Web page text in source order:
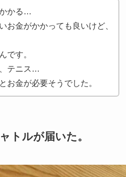
かる…
お金がかかっても良いけど、
です。
テニス…
お金が必要そうでした。
トルが届いた。